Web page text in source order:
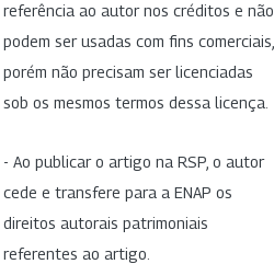
referência ao autor nos créditos e não
podem ser usadas com fins comerciais,
porém não precisam ser licenciadas
sob os mesmos termos dessa licença.
- Ao publicar o artigo na RSP, o autor
cede e transfere para a ENAP os
direitos autorais patrimoniais
referentes ao artigo.